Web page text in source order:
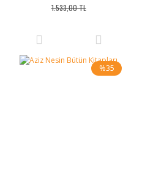
1.533,00 TL
%35